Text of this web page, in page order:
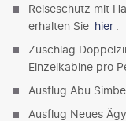
Reiseschutz mit
erhalten Sie hier
Zuschlag
Einzelkabine pro
Ausflug Abu
Ausflug Neues